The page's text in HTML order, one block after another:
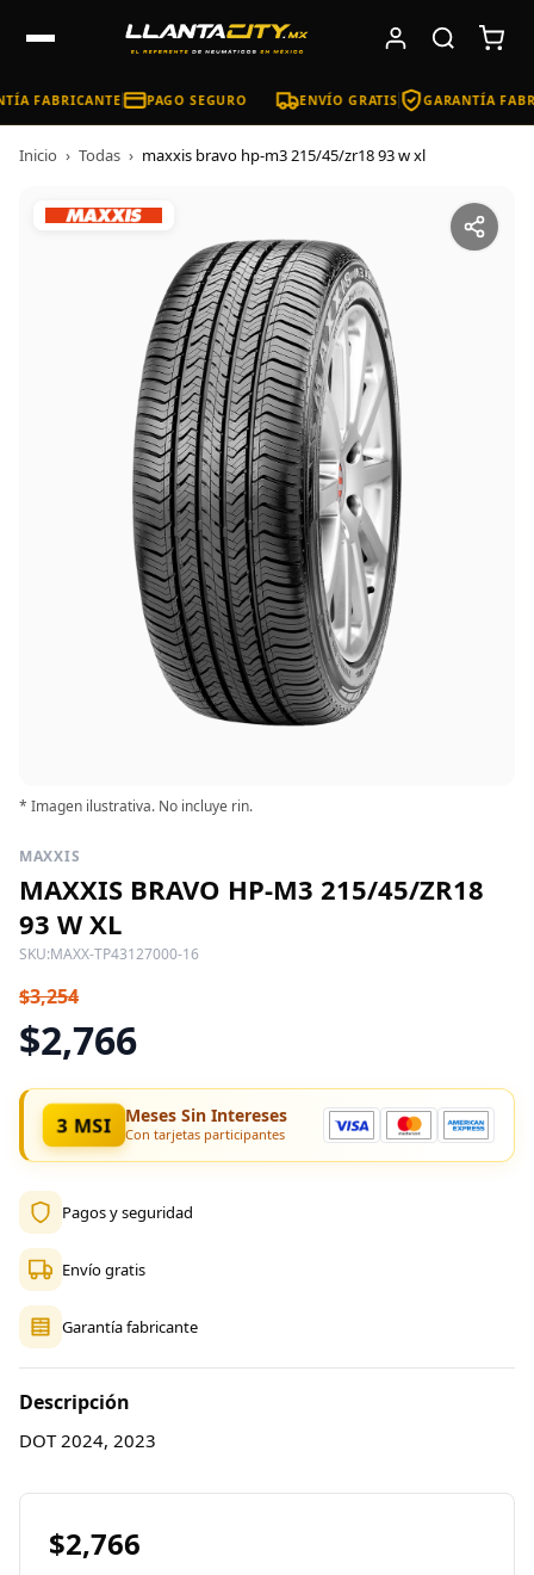
FABRICANTE PAGO SEGURO ENVÍO GRATIS GARANTÍA
Inicio › Todas › maxxis bravo hp-m3 215/45/zr18 93 w xl
* Imagen ilustrativa. No incluye rin.
MAXXIS
MAXXIS BRAVO HP-M3 215/45/ZR18
93 W XL
SKU:MAXX-TP43127000-16
$3,254
$2,766
3 MSI Meses Sin Intereses
Con tarjetas participantes
Pagos y seguridad
Envío gratis
Garantía fabricante
Descripción
DOT 2024, 2023
$2,766